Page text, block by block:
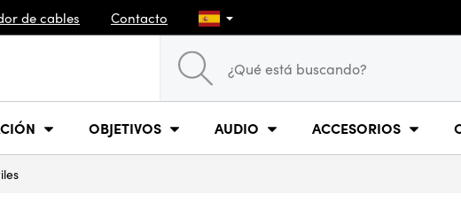
de cables Contacto
OBJETIVOS AUDIO ACCESORIOS